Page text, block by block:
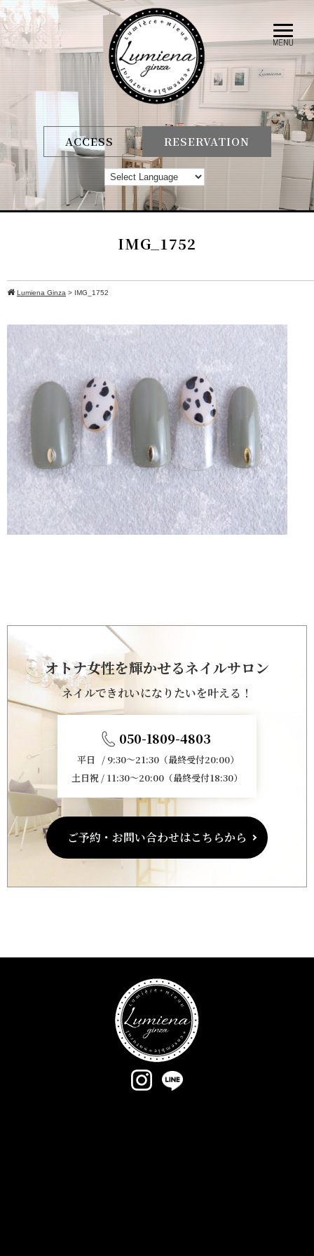
ACCESS RESERVATION
IMG_1752
Lumiena Ginza > IMG_1752
オトナ女性を輝かせるネイルサロン
ネイルできれいになりたいを叶える！
050-1809-4803
平日 / 9:30～21:30（最終受付20:00）
土日祝 / 11:30～20:00（最終受付18:30）
ご予約・お問い合わせはこちらから